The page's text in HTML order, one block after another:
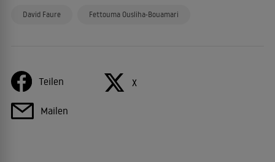
David Faure Fettouma Ousliha-Bouamari
Teilen X
Mailen